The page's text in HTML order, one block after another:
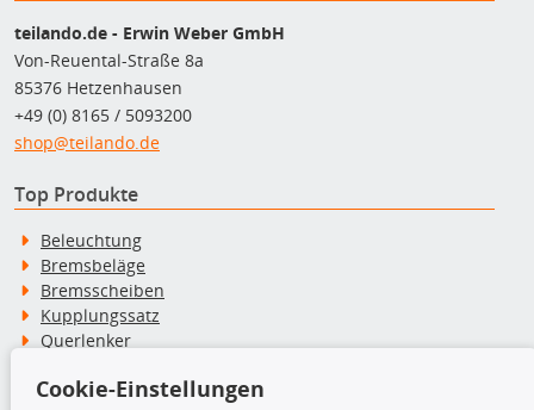
teilando.de - Erwin Weber GmbH
Von-Reuental-Straße 8a
85376 Hetzenhausen
+49 (0) 8165 / 5093200
shop@teilando.de
Top Produkte
Beleuchtung
Bremsbeläge
Bremsscheiben
Kupplungssatz
Querlenker
Stoßdämpfer
Cookie-Einstellungen